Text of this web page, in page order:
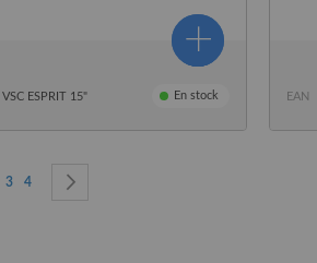
VSC ESPRIT 15" En stock EAN
actuellement la page
Page
3 Page
4